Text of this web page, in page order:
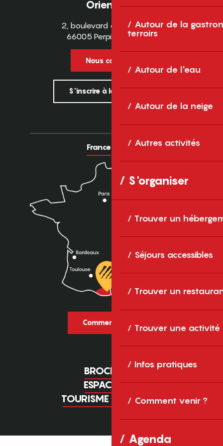
Autour de la
terroirs
Autour de l'eau
Autour de la neige
Autres activités
S'organiser
Trouver un
Séjours accessibles
Trouver un
Trouver une activité
Infos pratiques
Comment venir ?
Agenda
Orientales
2, boulevard des Pyrénées
66005 Perpignan Cedex
Nous contacter
S'inscrire à la newsletter
France Europe
Comment venir ?
BROCHURES
ESPACE PRO
TOURISME D'AFFAIRES